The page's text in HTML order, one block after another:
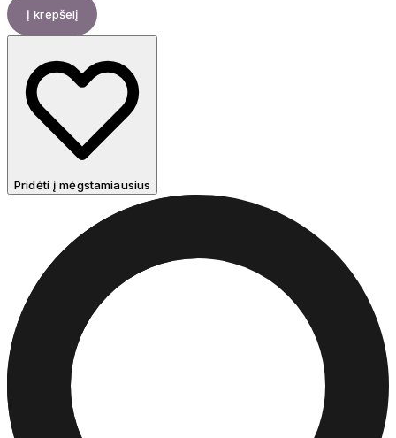
Į krepšelį
Pridėti į mėgstamiausius